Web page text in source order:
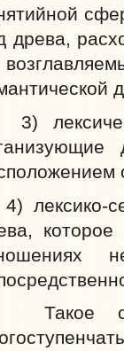
древа,
лексико-